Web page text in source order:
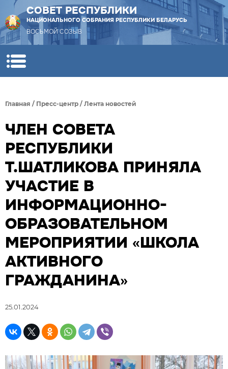
СОВЕТ РЕСПУБЛИКИ
НАЦИОНАЛЬНОГО СОБРАНИЯ РЕСПУБЛИКИ БЕЛАРУСЬ
ВОСЬМОЙ СОЗЫВ
Главная / Пресс-центр / Лента новостей
ЧЛЕН СОВЕТА
РЕСПУБЛИКИ
Т.ШАТЛИКОВА ПРИНЯЛА
УЧАСТИЕ В
ИНФОРМАЦИОННО-
ОБРАЗОВАТЕЛЬНОМ
МЕРОПРИЯТИИ «ШКОЛА
АКТИВНОГО
ГРАЖДАНИНА»
25.01.2024